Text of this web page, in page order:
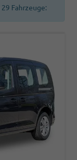
29 Fahrzeuge: